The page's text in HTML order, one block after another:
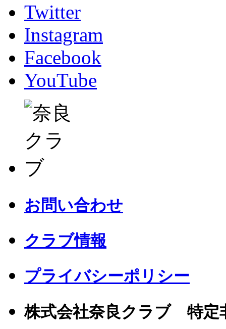
Twitter
Instagram
Facebook
YouTube
お問い合わせ
クラブ情報
プライバシーポリシー
株式会社奈良クラブ 特定